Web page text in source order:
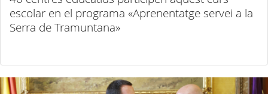
escolar en el programa «Aprenentatge servei a la
Serra de Tramuntana»